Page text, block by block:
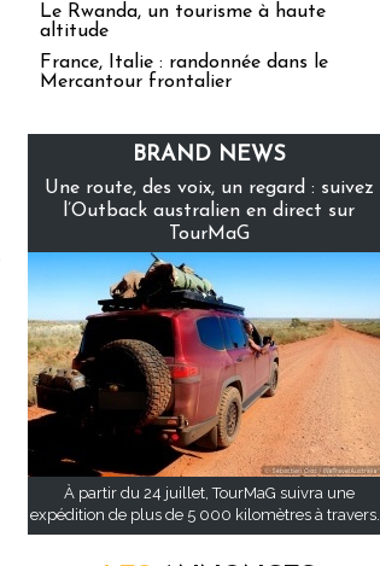
Le Rwanda, un tourisme à haute
altitude
France, Italie : randonnée dans le
Mercantour frontalier
BRAND NEWS
Une route, des voix, un regard : suivez
l’Outback australien en direct sur
TourMaG
À partir du 24 juillet, TourMaG suivra une
expédition de plus de 5 000 kilomètres à travers...